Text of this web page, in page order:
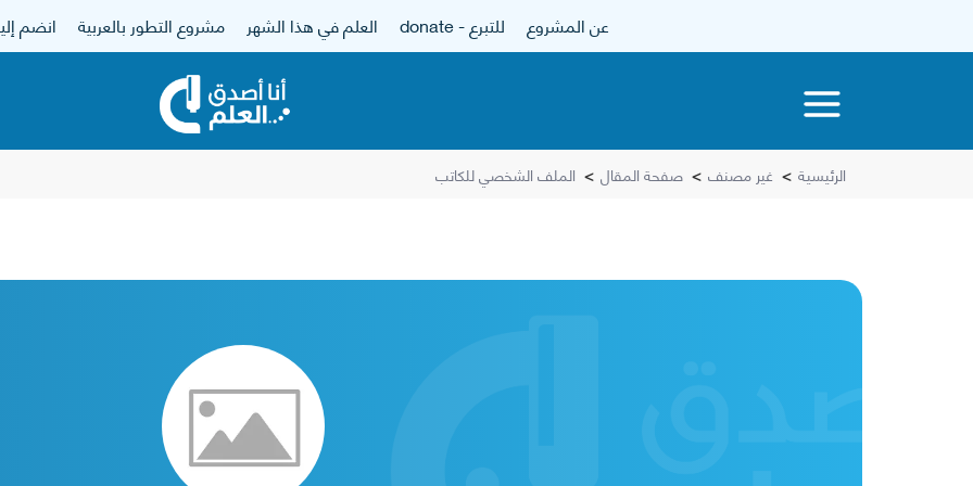
عن المشروع للتبرع - donate العلم في هذا الشهر مشروع التطور بالعربية انضم
الرئيسية > غير مصنف > صفحة المقال > الملف الشخصي للكاتب